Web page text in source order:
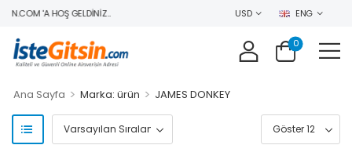
'A HOŞ GELDINIZ.. USD ENG
0
Ana Sayfa > Marka: ürün > JAMES DONKEY